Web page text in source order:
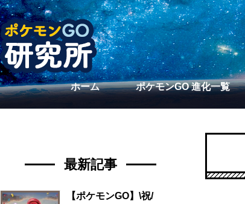
ホーム ポケモンGO 進化一覧
最新記事
【ポケモンGO】\祝/